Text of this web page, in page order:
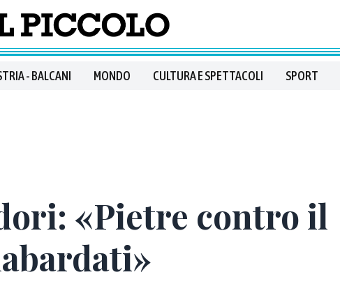
- BALCANI MONDO CULTURA E SPETTACOLI SPORT
«Pietre contro il